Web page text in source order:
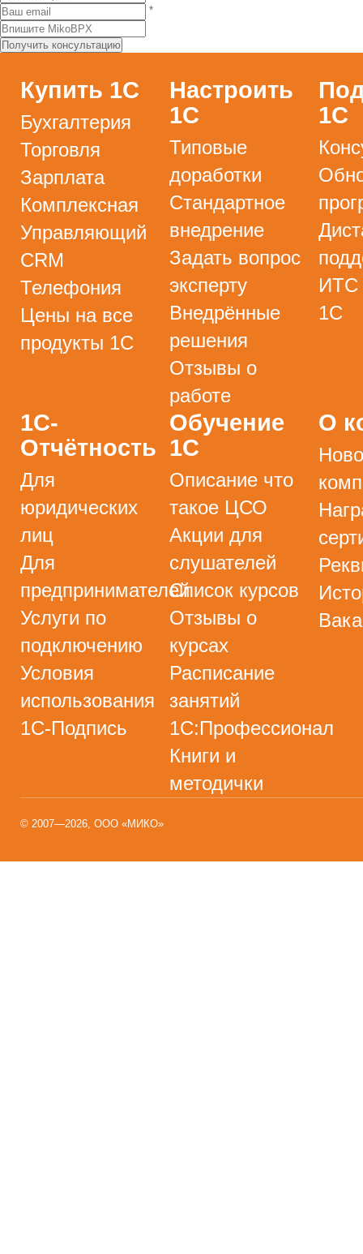
*
Купить 1С
Бухгалтерия
Торговля
Зарплата
Комплексная
Управляющий
CRM
Телефония
Цены на все
продукты 1С
Настроить
1С
Типовые
доработки
Стандартное
внедрение
Задать вопрос
эксперту
Внедрённые
решения
Отзывы о
работе
1С
ИТС
1С
1С-
Отчётность
Для
юридических
лиц
Для
предпринимателей
Услуги по
подключению
Условия
использования
1С-Подпись
Обучение
1С
Описание что
такое ЦСО
Акции для
слушателей
Список курсов
Отзывы о
курсах
Расписание
занятий
1С:Профессионал
Книги и
методички
О
© 2007—2026, ООО «МИКО»